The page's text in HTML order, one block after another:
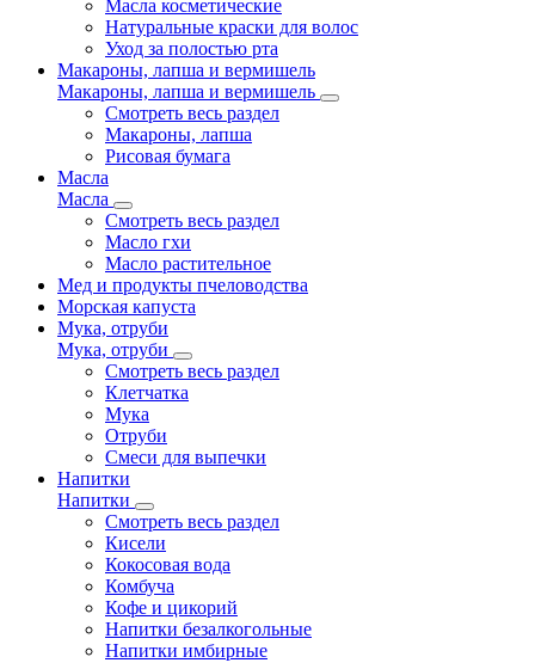
Масла косметические
Натуральные краски для волос
Уход за полостью рта
Макароны, лапша и вермишель
Макароны, лапша и вермишель
Смотреть весь раздел
Макароны, лапша
Рисовая бумага
Масла
Масла
Смотреть весь раздел
Масло гхи
Масло растительное
Мед и продукты пчеловодства
Морская капуста
Мука, отруби
Мука, отруби
Смотреть весь раздел
Клетчатка
Мука
Отруби
Смеси для выпечки
Напитки
Напитки
Смотреть весь раздел
Кисели
Кокосовая вода
Комбуча
Кофе и цикорий
Напитки безалкогольные
Напитки имбирные